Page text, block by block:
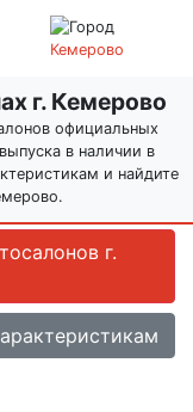
Кемерово
г. Кемерово
официальных
в наличии в
и найдите
г.